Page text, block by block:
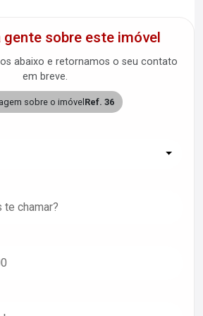
gente sobre este imóvel
abaixo e retornamos o seu contato
em breve.
sobre o imóvel Ref. 36